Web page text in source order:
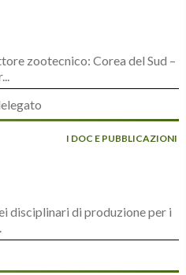
zootecnico: Corea del Sud –
I DOC E PUBBLICAZIONI
disciplinari di produzione per i